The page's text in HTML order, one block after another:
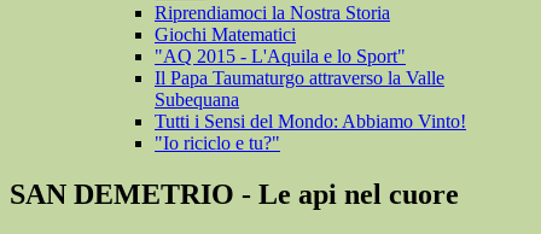
Riprendiamoci la Nostra Storia
Giochi Matematici
"AQ 2015 - L'Aquila e lo Sport"
Il Papa Taumaturgo attraverso la Valle
Subequana
Tutti i Sensi del Mondo: Abbiamo Vinto!
"Io riciclo e tu?"
SAN DEMETRIO - Le api nel cuore